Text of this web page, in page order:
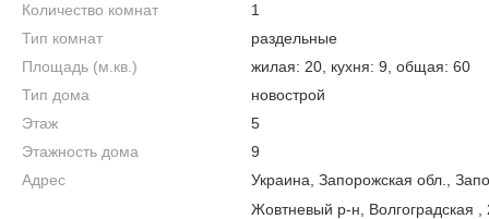
Количество комнат
1
Тип комнат
раздельные
Площадь (м.кв.)
жилая: 20, кухня: 9, общая: 60
Тип дома
новострой
Этаж
5
Этажность дома
9
Адрес
Украина, Запорожская обл.,
Жовтневый р-н, Волгоградская ,